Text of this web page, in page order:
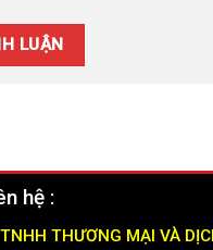
hệ :
THƯƠNG MẠI VÀ